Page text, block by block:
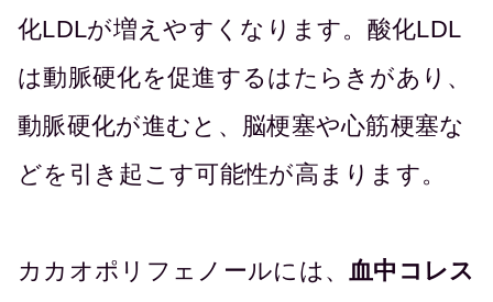
化LDLが増えやすくなります。酸化LDL
は動脈硬化を促進するはたらきがあり、
動脈硬化が進むと、脳梗塞や心筋梗塞な
どを引き起こす可能性が高まります。
カカオポリフェノールには、
血中コレス